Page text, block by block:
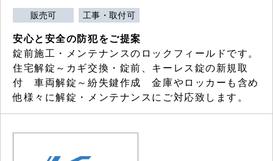
販売可 工事・取付可
安心と安全の防犯をご提案
錠前施工・メンテナンスのロックフィールドです。
住宅解錠～カギ交換・錠前、キーレス錠の新規取
付 車両解錠～紛失鍵作成 金庫やロッカーも含め
他様々に解錠・メンテナンスにご対応致します。